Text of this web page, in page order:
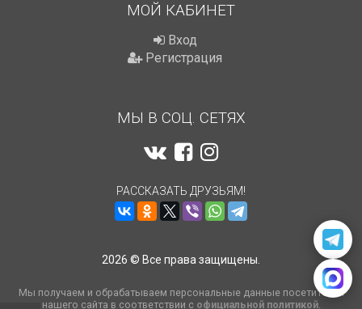
МОЙ КАБИНЕТ
Вход
Регистрация
МЫ В СОЦ. СЕТЯХ
РАССКАЗАТЬ ДРУЗЬЯМ!
2026 © Все права защищены.
Мы получаем и обрабатываем персональные данные посетителей
нашего сайта в соответствии с официальной политикой.